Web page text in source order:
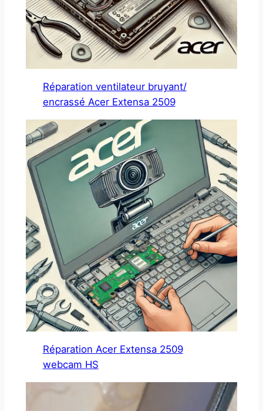
Réparation ventilateur bruyant/
encrassé Acer Extensa 2509
Réparation Acer Extensa 2509
webcam HS